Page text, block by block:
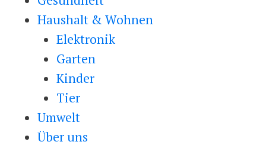
Haushalt & Wohnen
Elektronik
Garten
Kinder
Tier
Umwelt
Über uns